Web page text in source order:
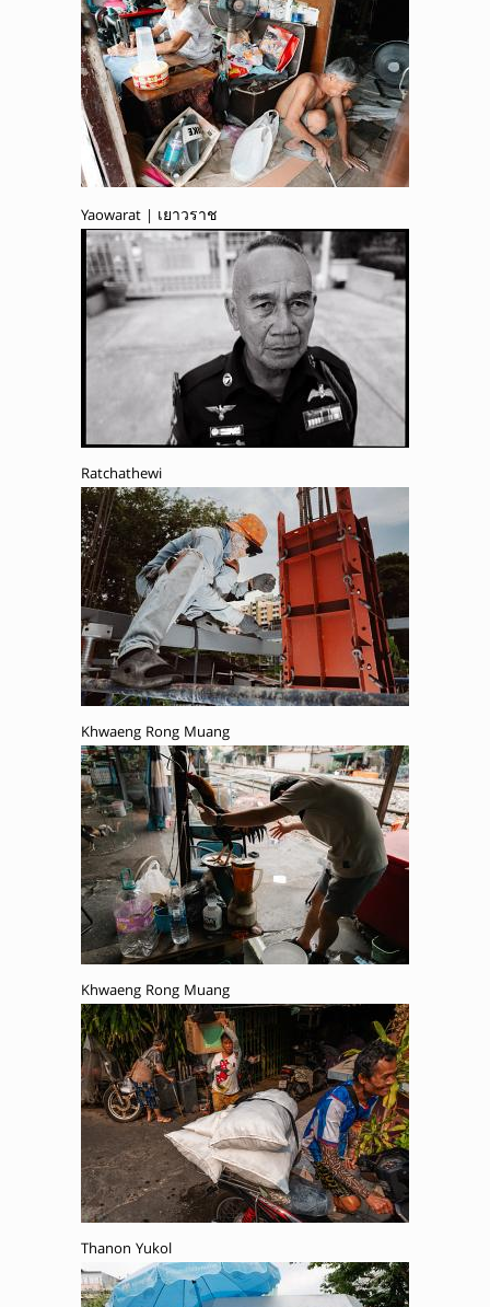
Yaowarat | เยาวราช
Ratchathewi
Khwaeng Rong Muang
Khwaeng Rong Muang
Thanon Yukol